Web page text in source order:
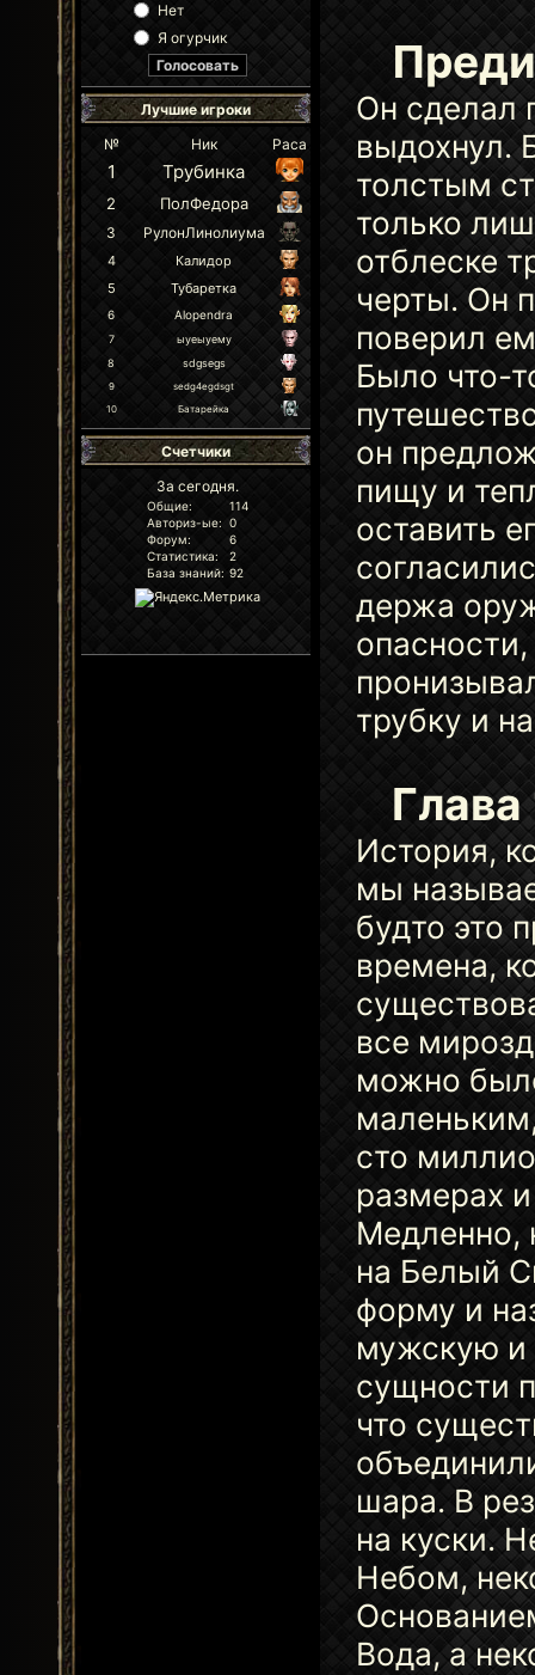
Нет
Я огурчик
Лучшие игроки
№
Ник Раса
1 Трубинка
2 ПолФедора
3 РулонЛинолиума
4
Калидор
5
Тубаретка
6 Alopendra
7
ыуеыуему
8
sdgsegs
9
sedg4egdsgt
10
Батарейка
Счетчики
За сегодня.
Общие:
114
Авториз-ые: 0
Форум:
6
Статистика:
2
База знаний: 92
Он сделал
выдохнул.
толстым
только
отблеске
черты. Он
поверил
Было что-
он
пищу и
оставить
держа
трубку и
Глава
История,
мы
будто это
времена,
все
можно
сто
размерах
Медленно,
на Белый
форму и
мужскую и
сущности
что
шара. В
на куски.
Небом,
Вода, а